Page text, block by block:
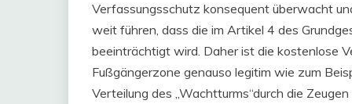
Verfassungsschutz konsequent überwacht
weit führen, dass die im Artikel 4 des
beeinträchtigt wird. Daher ist die kostenlose
Fußgängerzone genauso legitim wie zum
Verteilung des „Wachtturms“durch die Zeugen